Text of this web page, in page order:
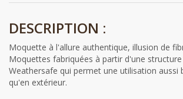
DESCRIPTION :
Moquette à l'allure authentique, illusion de
Moquettes fabriquées à partir d'une
Weathersafe qui permet une utilisation aussi
qu'en extérieur.